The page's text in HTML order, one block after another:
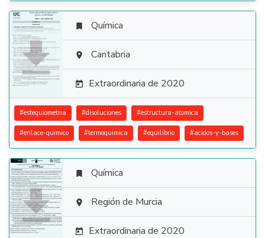

 Química
 Cantabria
 Extraordinaria de 2020
#estequiometria #disoluciones #estructura-atomica
#enlace-quimico #termoquimica #equilibrio #acidos-y-bases

 Química
 Región de Murcia
 Extraordinaria de 2020